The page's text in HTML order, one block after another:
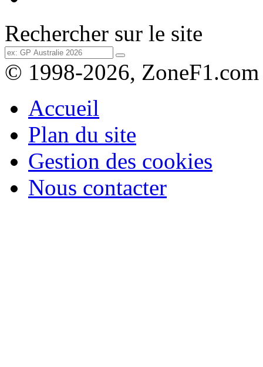
Rechercher sur le site
© 1998-2026, ZoneF1.com
Accueil
Plan du site
Gestion des cookies
Nous contacter